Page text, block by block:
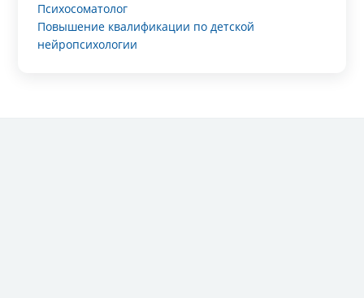
Психосоматолог
Повышение квалификации по детской
нейропсихологии